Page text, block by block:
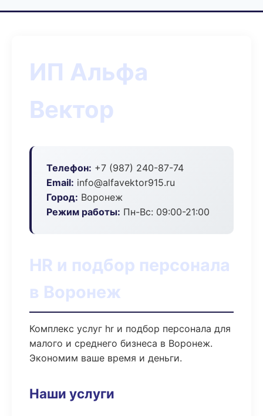
ИП Альфа
Вектор
Телефон: +7 (987) 240-87-74
Email: info@alfavektor915.ru
Город: Воронеж
Режим работы: Пн-Вс: 09:00-21:00
HR и подбор персонала
в Воронеж
Комплекс услуг hr и подбор персонала для
малого и среднего бизнеса в Воронеж.
Экономим ваше время и деньги.
Наши услуги